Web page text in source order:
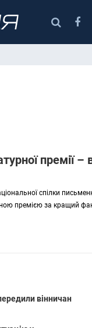
премії –
спілки
премією за кращий
вінничан